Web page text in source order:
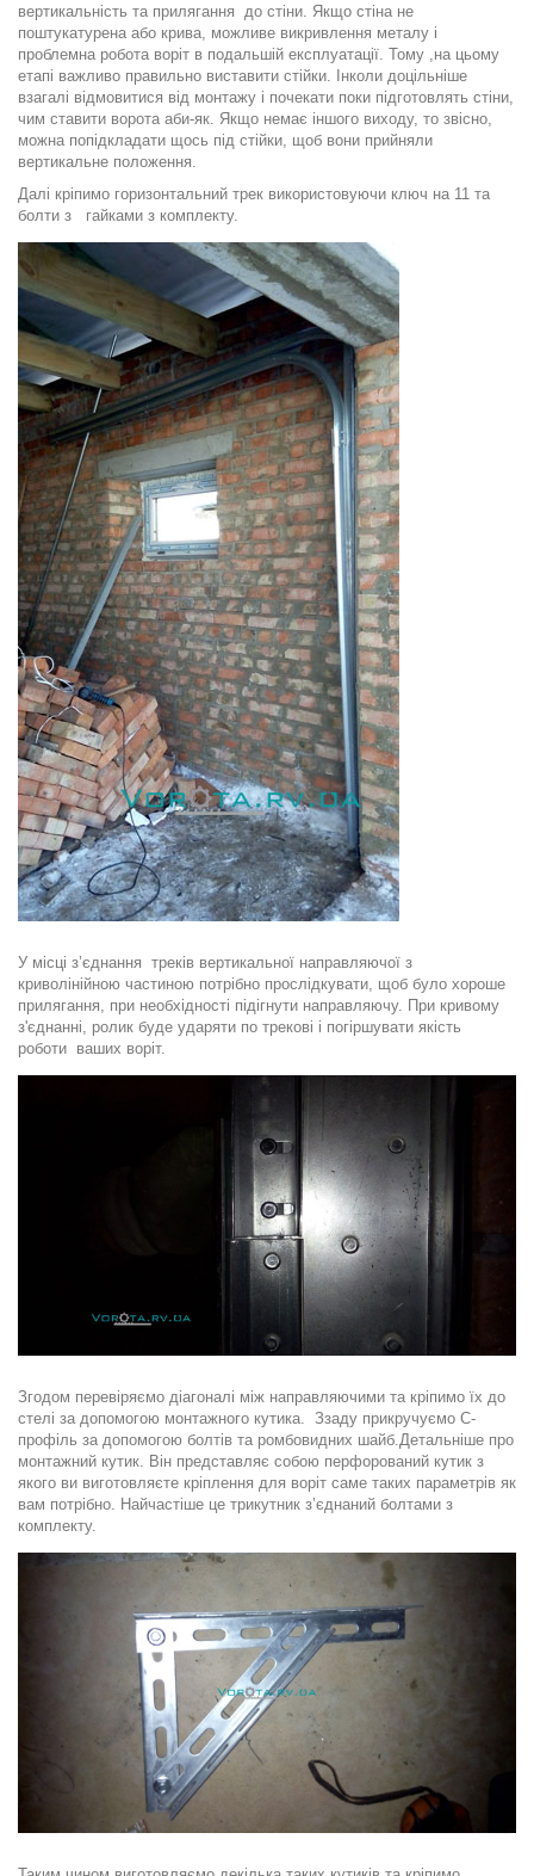
вертикальність та прилягання до стіни. Якщо стіна не
поштукатурена або крива, можливе викривлення металу і
проблемна робота воріт в подальшій експлуатації. Тому ,на цьому
етапі важливо правильно виставити стійки. Інколи доцільніше
взагалі відмовитися від монтажу і почекати поки підготовлять стіни,
чим ставити ворота аби-як. Якщо немає іншого виходу, то звісно,
можна попідкладати щось під стійки, щоб вони прийняли
вертикальне положення.
Далі кріпимо горизонтальний трек використовуючи ключ на 11 та
болти з гайками з комплекту.
У місці з’єднання треків вертикальної направляючої з
криволінійною частиною потрібно прослідкувати, щоб було хороше
прилягання, при необхідності підігнути направляючу. При кривому
з'єднанні, ролик буде ударяти по трекові і погіршувати якість
роботи ваших воріт.
Згодом перевіряємо діагоналі між направляючими та кріпимо їх до
стелі за допомогою монтажного кутика. Ззаду прикручуємо С-
профіль за допомогою болтів та ромбовидних шайб. Детальніше про
монтажний кутик. Він представляє собою перфорований кутик з
якого ви виготовляєте кріплення для воріт саме таких параметрів як
вам потрібно. Найчастіше це трикутник з’єднаний болтами з
комплекту.